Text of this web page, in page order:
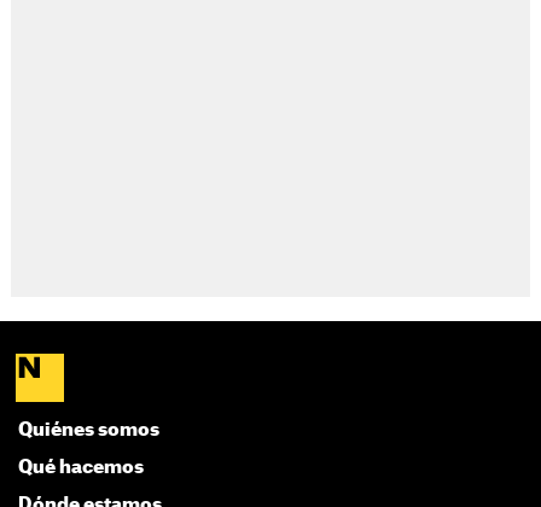
Quiénes somos
Qué hacemos